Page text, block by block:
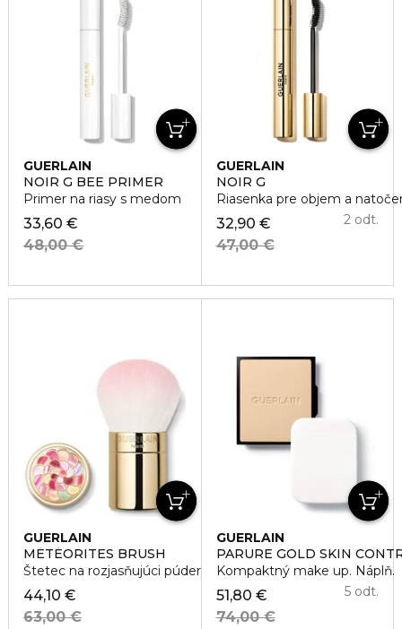
GUERLAIN
NOIR G BEE PRIMER
Primer na riasy s medom
33,60 €
48,00 €
GUERLAIN
NOIR G
Riasenka pre objem a
32,90 €
47,00 €
2 odt.
GUERLAIN
MÉTÉORITES BRUSH
Štetec na rozjasňujúci púder
44,10 €
63,00 €
GUERLAIN
PARURE GOLD SKIN
Kompaktný make up. Náplň.
51,80 €
74,00 €
5 odt.